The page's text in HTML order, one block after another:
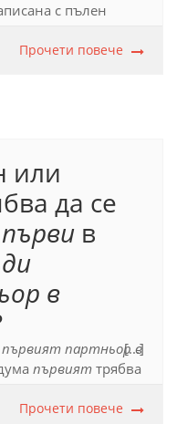
с пълен
с глаголасъм.
Прочети повече
или
да се
първи в
в
първият партньор в
първият трябва
участва –първият
[...]
Прочети повече